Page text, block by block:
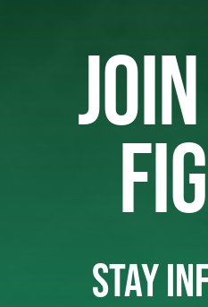
STAY